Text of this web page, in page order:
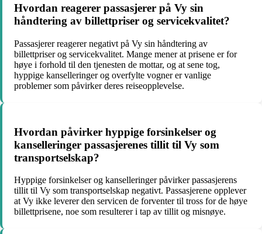
Hvordan reagerer passasjerer på Vy sin
håndtering av billettpriser og servicekvalitet?
Passasjerer reagerer negativt på Vy sin håndtering av
billettpriser og servicekvalitet. Mange mener at prisene er for
høye i forhold til den tjenesten de mottar, og at sene tog,
hyppige kanselleringer og overfylte vogner er vanlige
problemer som påvirker deres reiseopplevelse.
Hvordan påvirker hyppige forsinkelser og
kanselleringer passasjerenes tillit til Vy som
transportselskap?
Hyppige forsinkelser og kanselleringer påvirker passasjerens
tillit til Vy som transportselskap negativt. Passasjerene opplever
at Vy ikke leverer den servicen de forventer til tross for de høye
billettprisene, noe som resulterer i tap av tillit og misnøye.